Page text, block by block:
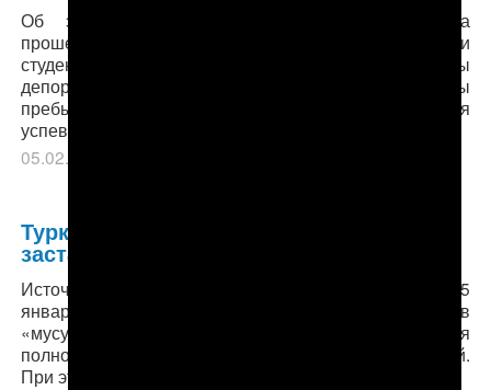
Об этом объявили представители власти на
прошедших в Ашхабаде собраниях с родителями
студентов, ныне обучающихся за границей. Причины
депортации — нарушение законов страны
пребывания, недостойное поведение и низкая
успеваемость.
05.02.2019
Туркменистан: Людей с бородой
заставляют бриться
Источник АНТ в Лебапском велаяте сообщил 25
января, что одного из его родственников с бородкой в
«мусульманском» стиле (когда усы сбриваются
полностью) продержали в полиции несколько дней.
При этом мужчину заставляли выпить алкоголь.